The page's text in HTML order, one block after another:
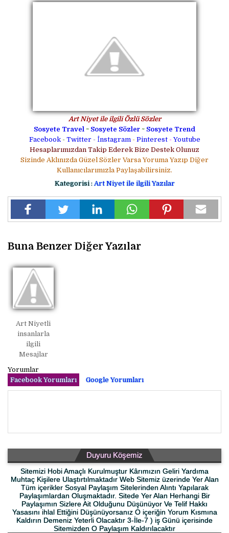
Art Niyet ile ilgili Özlü Sözler
Sosyete Travel ~ Sosyete Sözler ~ Sosyete Trend
Facebook- Twitter - İnstagram- Pinterest- Youtube
Hesaplarımızdan Takip Ederek Bize Destek Olunuz
Sizinde Aklınızda Güzel Sözler Varsa Yoruma Yazıp Diğer
Kullanıcılarımızla Paylaşabilirsiniz.
Kategorisi : Art Niyet ile ilgili Yazılar
Buna Benzer Diğer Yazılar
Art Niyetli
insanlarla
ilgili
Mesajlar
Yorumlar
Facebook Yorumları
Google Yorumları
Duyuru Köşemiz
Sitemizi Hobi Amaçlı Kurulmuştur Kârımızın Geliri Yardıma
Muhtaç Kişilere Ulaştırtılmaktadır Web Sitemiz üzerinde Yer Alan
Tüm içerikler Sosyal Paylaşım Sitelerinden Alıntı Yapılarak
Paylaşımlardan Oluşmaktadır. Sitede Yer Alan Herhangi Bir
Paylaşımın Sizlere Ait Olduğunu Düşünüyor Ve Telif Hakkı
Yasasını ihlal Ettiğini Düşünüyorsanız O içeriğin Yorum Kısmına
Kaldırın Demeniz Yeterli Olacaktır 3-İle-7 ) iş Günü içerisinde
Sitemizden O Paylaşım Kaldırılacaktır